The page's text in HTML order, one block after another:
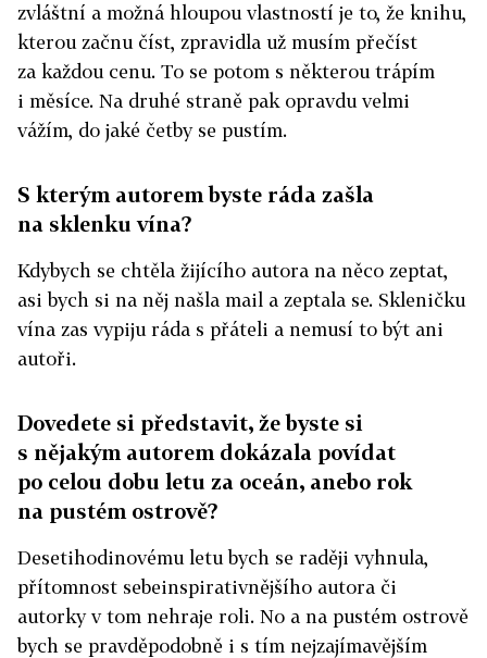
zvláštní a možná hloupou vlastností je to, že knihu,
kterou začnu číst, zpravidla už musím přečíst
za každou cenu. To se potom s některou trápím
i měsíce. Na druhé straně pak opravdu velmi
vážím, do jaké četby se pustím.
S kterým autorem byste ráda zašla
na sklenku vína?
Kdybych se chtěla žijícího autora na něco zeptat,
asi bych si na něj našla mail a zeptala se. Skleničku
vína zas vypiju ráda s přáteli a nemusí to být ani
autoři.
Dovedete si představit, že byste si
s nějakým autorem dokázala povídat
po celou dobu letu za oceán, anebo rok
na pustém ostrově?
Desetihodinovému letu bych se raději vyhnula,
přítomnost sebeinspirativnějšího autora či
autorky v tom nehraje roli. No a na pustém ostrově
bych se pravděpodobně i s tím nejzajímavějším